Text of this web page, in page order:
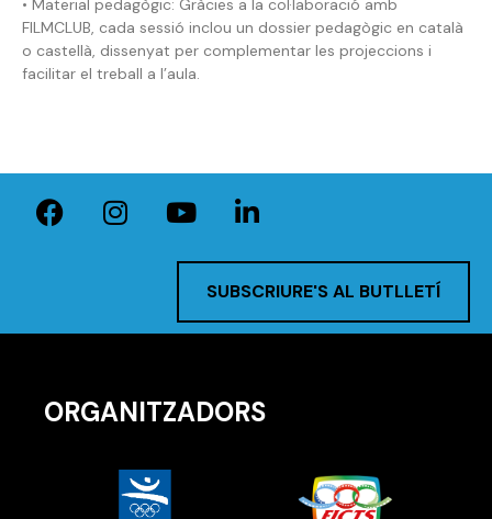
• Material pedagògic: Gràcies a la col·laboració amb
FILMCLUB, cada sessió inclou un dossier pedagògic en català
o castellà, dissenyat per complementar les projeccions i
facilitar el treball a l’aula.
SUBSCRIURE'S AL BUTLLETÍ
ORGANITZADORS